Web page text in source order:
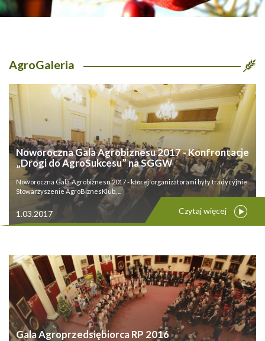
AgroGaleria
Noworoczna Gala Agrobiznesu 2017 - Konfrontacje
„Drogi do AgroSukcesu” na SGGW
Noworoczna Gala Agrobiznesu 2017 - której organizatorami były tradycyjnie:
Stowarzyszenie AgroBiznesKlub, ...
1.03.2017 Czytaj więcej
Gala Agroprzedsiębiorca RP 2016